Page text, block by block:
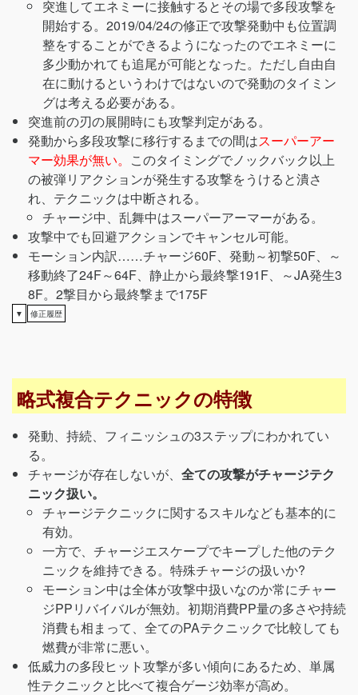
突進してエネミーに接触するとその場で多段攻撃を
開始する。2019/04/24の修正で攻撃発動中も位置調
整をすることができるようになったのでエネミーに
多少動かれても追尾が可能となった。ただし自由自
在に動けるというわけではないので発動のタイミン
グは考える必要がある。
突進前の刃の展開時にも攻撃判定がある。
発動から多段攻撃に移行するまでの間はスーパーアー
マー効果が無い。 このタイミングでノックバック以上
の被弾リアクションが発生する攻撃をうけると潰さ
れ、テクニックは中断される。
チャージ中、乱舞中はスーパーアーマーがある。
攻撃中でも回避アクションでキャンセル可能。
モーション内訳……チャージ60F、発動～初撃50F、～
移動終了24F～64F、静止から最終撃191F、～JA発生3
8F。2撃目から最終撃まで175F
▼ 修正履歴
略式複合テクニックの特徴
発動、持続、フィニッシュの3ステップにわかれてい
る。
チャージが存在しないが、 全ての攻撃がチャージテク
ニック扱い。
チャージテクニックに関するスキルなども基本的に
有効。
一方で、チャージエスケープでキープした他のテク
ニックを維持できる。特殊チャージの扱いか?
モーション中は全体が攻撃中扱いなのか常にチャー
ジPPリバイバルが無効。初期消費PP量の多さや持続
消費も相まって、全てのPAテクニックで比較しても
燃費が非常に悪い。
低威力の多段ヒット攻撃が多い傾向にあるため、単属
性テクニックと比べて複合ゲージ効率が高め。